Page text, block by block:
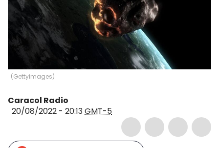
(Gettyimages)
Caracol Radio
20/08/2022 - 20:13GMT-5